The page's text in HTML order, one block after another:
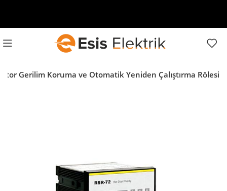
Gerilim Koruma ve Otomatik Yeniden Çalıştırma Rölesi